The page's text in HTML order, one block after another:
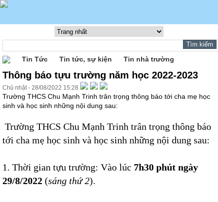
Tin Tức Tin tức, sự kiện Tin nhà trường
Thông báo tựu trường năm học 2022-2023
Chủ nhật - 28/08/2022 15:28
Trường THCS Chu Mạnh Trinh trân trọng thông báo tới cha mẹ học
sinh và học sinh những nội dung sau:
Trường THCS Chu Mạnh Trinh trân trọng thông báo
tới cha mẹ học sinh và học sinh những nội dung sau:
1. Thời gian tựu trường: Vào lúc 7h30 phút ngày
29/8/2022 (sáng thứ 2).